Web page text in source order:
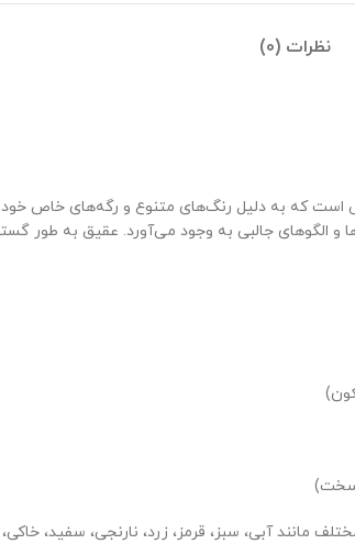
نظرات (0)
است که به دلیل رنگ‌های متنوع و رگه‌های
و الگوهای جالبی به وجود می‌آورد. عقیق به طور
مانند آبی، سبز، قرمز، زرد، نارنجی، سفید،